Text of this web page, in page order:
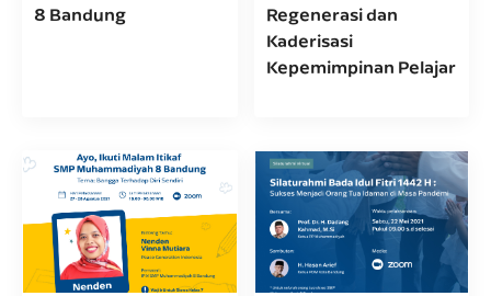
8 Bandung
Regenerasi dan
Kaderisasi
Kepemimpinan Pelajar